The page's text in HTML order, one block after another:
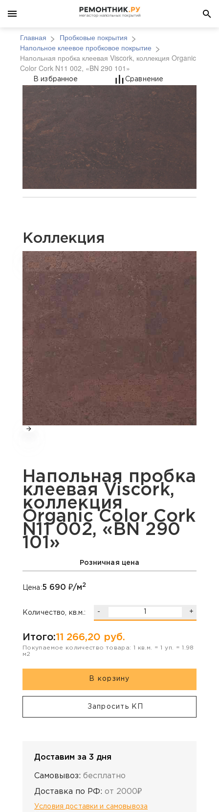
Главная
Пробковые покрытия
Напольное клеевое пробковое покрытие
Напольная пробка клеевая Viscork, коллекция Organic
Color Cork N11 002, «BN 290 101»
Напольная пробка
В избранное Сравнение
Коллекция
Напольная пробка
клеевая Viscork,
коллекция
Organic Color Cork
N11 002, «BN 290
101»
Розничная цена
Цена:5 690 ₽/м2
Количество, кв.м.: - +
Итого:11 266,20 руб.
Покупаемое количество товара: 1 кв.м. =1 уп. =1.98
м2
В корзину
Запросить КП
Доставим за 3 дня
Самовывоз: бесплатно
Доставка по РФ: от 2000₽
Условия доставки и самовывоза